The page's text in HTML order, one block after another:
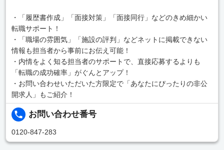
・「履歴書作成」「面接対策」「面接同行」などのきめ細かい
転職サポート！
・「職場の雰囲気」「施設の評判」などネットに掲載できない
情報も担当者から事前にお伝え可能！
・内情をよく知る担当者のサポートで、直接応募するよりも
「転職の成功確率」がぐんとアップ！
・お問い合わせいただいた方限定で「あなたにぴったりの非公
開求人」もご紹介！
お問い合わせ番号
0120-847-283